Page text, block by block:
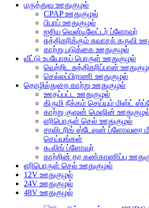
மருத்துவ ஊதுகுழல்
CPAP ஊதுகுழல்
பிபாப் ஊதுகுழல்
ஐசியு வென்டிலேட்டர் ப்ளோவர்
சுத்திகரிக்கும் சுவாசக் கருவி
காற்று படுக்கை ஊதுகுழல்
வீட்டு உபயோகப் பொருள் ஊதுகுழல்
வெற்றிட சுத்திகரிப்பான்
செல்லப்பிராணி ஊதுகுழல்
தொழில்துறை காற்று ஊதுகுழல்
ஊதப்பட்ட ஊதுகுழல்
கிருமி நீக்கம் செய்யும் மிஸ்ட்
காற்று குஷன் மெஷின்
எரிபொருள் செல் ஊதுகுழல்
சாலிடரிங் ஸ்டேஷன் ப்ளோவரை
செய்யுங்கள்
கூலிங் ப்ளோவர்
காற்றின் தர கண்காணிப்பு
எரிபொருள் செல் ஊதுகுழல்
12V ஊதுகுழல்
24V ஊதுகுழல்
48V ஊதுகுழல்